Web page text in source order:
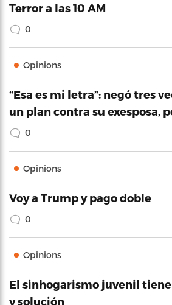
Terror a las 10 AM
0
Opinions
“Esa es mi letra”: negó tres
un plan contra su exesposa,
0
Opinions
Voy a Trump y pago doble
0
Opinions
El sinhogarismo juvenil
y solución